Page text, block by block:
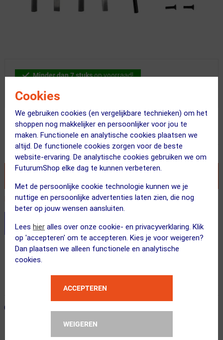
Cookies
We gebruiken cookies (en vergelijkbare technieken) om het
shoppen nog makkelijker en persoonlijker voor jou te
maken. Functionele en analytische cookies plaatsen we
altijd. De functionele cookies zorgen voor de beste
website-ervaring. De analytische cookies gebruiken we om
FuturumShop elke dag te kunnen verbeteren.
Met de persoonlijke cookie technologie kunnen we je
nuttige en persoonlijke advertenties laten zien, die nog
beter op jouw wensen aansluiten.
Lees hier alles over onze cookie- en privacyverklaring. Klik
op 'accepteren' om te accepteren. Kies je voor weigeren?
Dan plaatsen we alleen functionele en analytische
cookies.
ACCEPTEREN
WEIGEREN
Minder dan 7 stuksop voorraad!
17.00
Inclusief BTW
Recent besteld door 43 klanten! Bestel ook snel!
Stel je productvragen aan onze AI assistent
Gratis verzending vanaf €49
← Terug naar productnavigatie
ONZE AANBEVOLEN COMBINATIE